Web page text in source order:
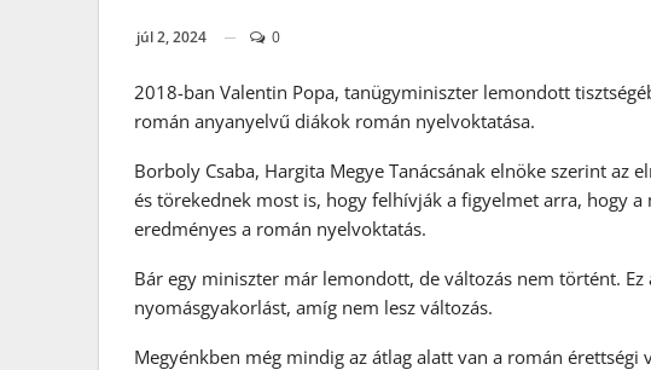
júl 2, 2024 0
2018-ban Valentin Popa, tanügyminiszter lemondott
román anyanyelvű diákok román nyelvoktatása.
Borboly Csaba, Hargita Megye Tanácsának elnöke szerint
és törekednek most is, hogy felhívják a figyelmet arra, hogy
eredményes a román nyelvoktatás.
Bár egy miniszter már lemondott, de változás nem történt.
nyomásgyakorlást, amíg nem lesz változás.
Megyénkben még mindig az átlag alatt van a román